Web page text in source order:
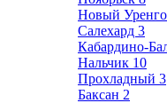
Новый
Салехард 3
Кабардино-
Нальчик 10
Прохладный 3
Баксан 2